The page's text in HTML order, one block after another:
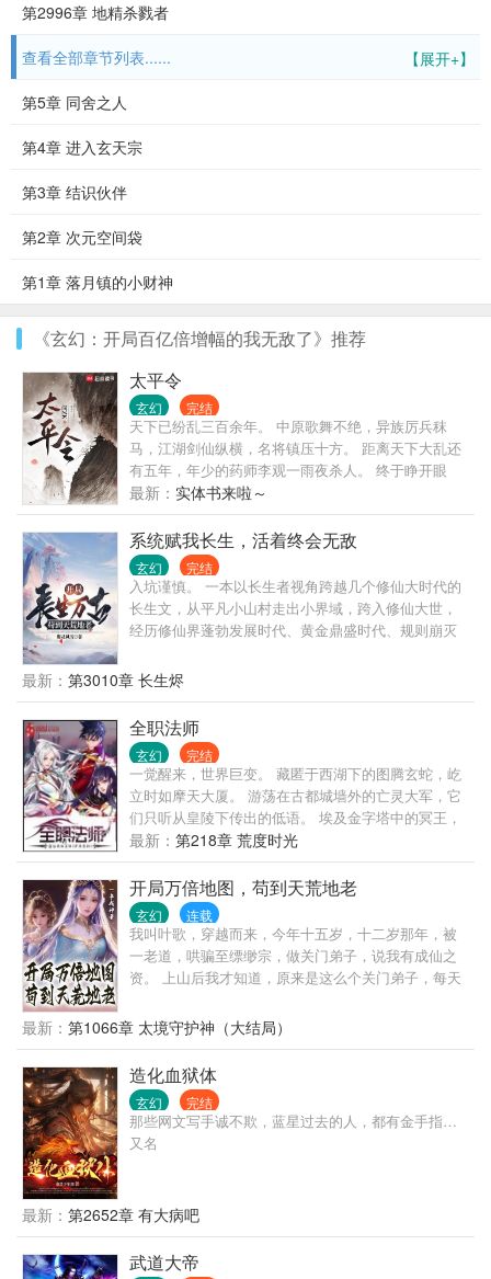
第2996章 地精杀戮者
【展开+】
查看全部章节列表......
第5章 同舍之人
第4章 进入玄天宗
第3章 结识伙伴
第2章 次元空间袋
第1章 落月镇的小财神
《玄幻：开局百亿倍增幅的我无敌了》推荐
太平令
玄幻 完结
天下已纷乱三百余年。 中原歌舞不绝，异族厉兵秣
马，江湖剑仙纵横，名将镇压十方。 距离天下大乱还
有五年，年少的药师李观一雨夜杀人。 终于睁开眼
睛，看到这人间乱世。 马蹄之下累累白骨，名将，美
人，江湖，神兵，百姓，法相。 古来唯见白骨黄沙
田！ 儒生，铁蹄踏碎；佛陀，长枪扫平！ 贫道李观
一，请这座天下赴死！
最新： 实体书来啦～
系统赋我长生，活着终会无敌
玄幻 完结
入坑谨慎。 一本以长生者视角跨越几个修仙大时代的
长生文，从平凡小山村走出小界域，跨入修仙大世，
经历修仙界蓬勃发展时代、黄金鼎盛时代、规则崩灭
到浩瀚无垠的修仙界，觉醒长生系统，竟然还送了一
头长生灵兽为伴。 我陈浔对打打杀杀没有兴趣，也不
想招惹任何人，只想带着老牛看遍世间繁华。 一个不
经意，他露出了腰间的三把开山斧，又一个不经意，
露出了那十六块腹肌。 他缓缓戴上了悍匪头套，露出
阴沉微笑：“我陈浔和老牛最讲道理。” 整个诸天万界
颤抖了，他套……套上了。 一个炼气期的火球术突然
被激发，像是被加成了数千上万倍，无尽业火燃尽天
穹，万灵寂灭…… “阁下虽然很强，但还不足以让我用
最新： 第3010章 长生烬
全职法师
玄幻 完结
一觉醒来，世界巨变。 藏匿于西湖下的图腾玄蛇，屹
立时如摩天大厦。 游荡在古都城墙外的亡灵大军，它
们只听从皇陵下传出的低语。 埃及金字塔中的冥王，
它和它的部众始终觊觎着东方大地！ 伦敦有着伟大的
驯龙世家。 希腊帕特农圣山上，有神女祈福。 威尼斯
被誉为水系魔法之都。 奈斯卡巨画从沉睡中苏醒。 贺
兰山风与雨侵蚀出的岩纹，组成一只眼，山脊是眶，
数万年来凝视着上苍。
最新： 第218章 荒度时光
开局万倍地图，苟到天荒地老
玄幻 连载
我叫叶歌，穿越而来，今年十五岁，十二岁那年，被
一老道，哄骗至缥缈宗，做关门弟子，说我有成仙之
资。 上山后我才知道，原来是这么个关门弟子，每天
到，9999倍爆率地图系统。 弱鸡的叶歌，进图随便打
了只鸡，爆了一地装备，从此便一发不可收拾，成为
杀鸡狂魔。 没灵石了，去杀鸡，没丹药，去杀鸡，没
功法，去杀鸡，总之缺什么都去打鸡。 他坚信这个爆
率，打鸡爆一切，打鸡爆顶级。
最新： 第1066章 太境守护神（大结局）
造化血狱体
玄幻 完结
那些网文写手诚不欺，蓝星过去的人，都有金手指…
又名
最新： 第2652章 有大病吧
武道大帝